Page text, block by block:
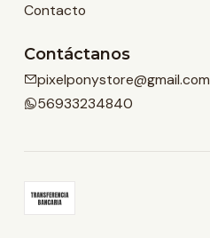
Contacto
Contáctanos
pixelponystore@gmail.com
56933234840